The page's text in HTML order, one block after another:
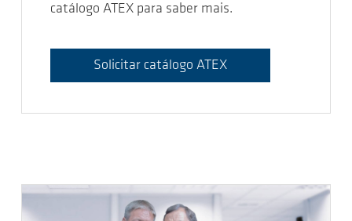
catálogo ATEX para saber mais.
Solicitar catálogo ATEX